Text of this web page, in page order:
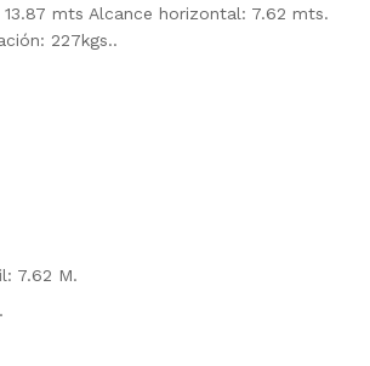
mts Alcance horizontal: 7.62 mts.
227kgs..
7.62 M.